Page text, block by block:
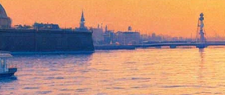
Моя жизнь в картинках